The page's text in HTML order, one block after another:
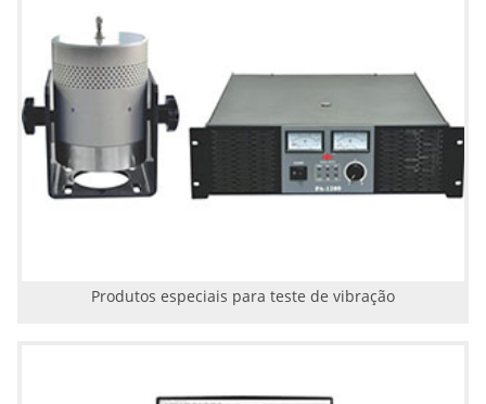
Produtos especiais para teste de vibração